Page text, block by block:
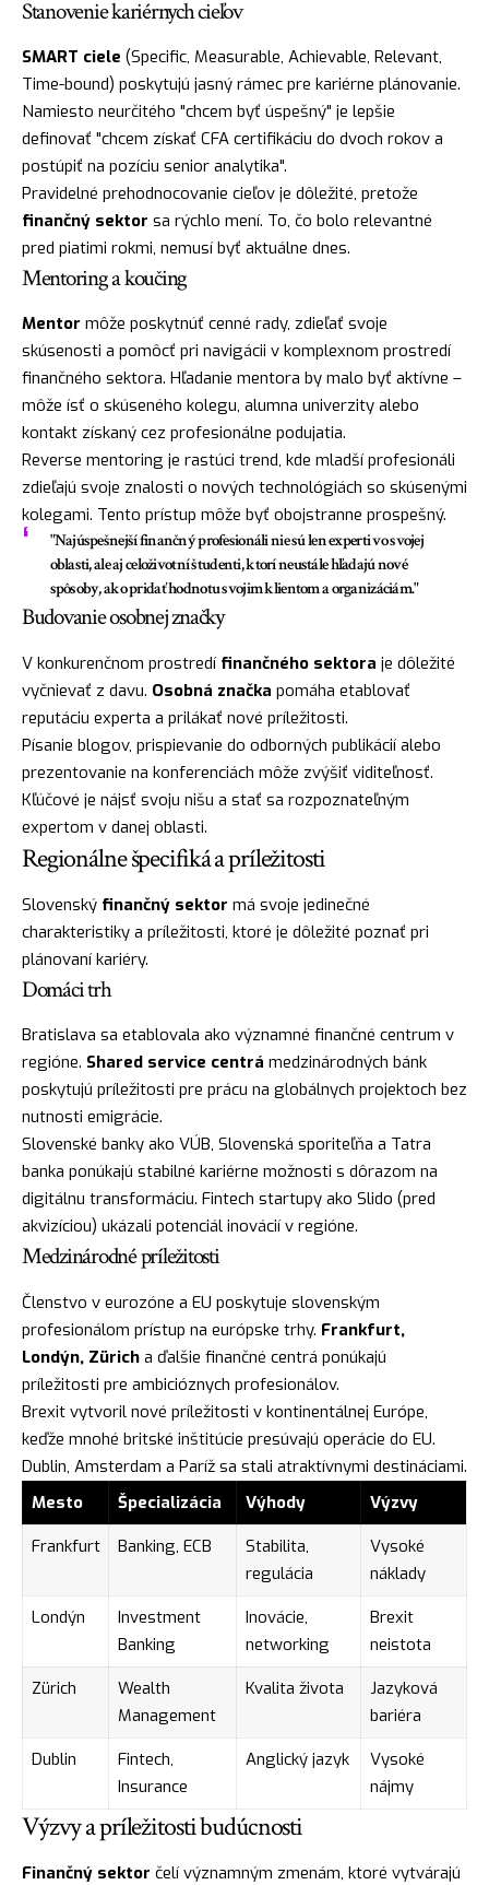
Stanovenie kariérnych cieľov
SMART ciele (Specific, Measurable, Achievable, Relevant,
Time-bound) poskytujú jasný rámec pre kariérne plánovanie.
Namiesto neurčitého "chcem byť úspešný" je lepšie
definovať "chcem získať CFA certifikáciu do dvoch rokov a
postúpiť na pozíciu senior analytika".
Pravidelné prehodnocovanie cieľov je dôležité, pretože
finančný sektor sa rýchlo mení. To, čo bolo relevantné
pred piatimi rokmi, nemusí byť aktuálne dnes.
Mentoring a koučing
Mentor môže poskytnúť cenné rady, zdieľať svoje
skúsenosti a pomôcť pri navigácii v komplexnom prostredí
finančného sektora. Hľadanie mentora by malo byť aktívne –
môže ísť o skúseného kolegu, alumna univerzity alebo
kontakt získaný cez profesionálne podujatia.
Reverse mentoring je rastúci trend, kde mladší profesionáli
zdieľajú svoje znalosti o nových technológiách so skúsenými
kolegami. Tento prístup môže byť obojstranne prospešný.
"Najúspešnejší finančný profesionáli nie sú len experti vo svojej
oblasti, ale aj celoživotní študenti, ktorí neustále hľadajú nové
spôsoby, ako pridať hodnotu svojim klientom a organizáciám."
Budovanie osobnej značky
V konkurenčnom prostredí finančného sektora je dôležité
vyčnievať z davu. Osobná značka pomáha etablovať
reputáciu experta a prilákať nové príležitosti.
Písanie blogov, prispievanie do odborných publikácií alebo
prezentovanie na konferenciách môže zvýšiť viditeľnosť.
Kľúčové je nájsť svoju nišu a stať sa rozpoznateľným
expertom v danej oblasti.
Regionálne špecifiká a príležitosti
Slovenský finančný sektor má svoje jedinečné
charakteristiky a príležitosti, ktoré je dôležité poznať pri
plánovaní kariéry.
Domáci trh
Bratislava sa etablovala ako významné finančné centrum v
regióne. Shared service centrá medzinárodných bánk
poskytujú príležitosti pre prácu na globálnych projektoch bez
nutnosti emigrácie.
Slovenské banky ako VÚB, Slovenská sporiteľňa a Tatra
banka ponúkajú stabilné kariérne možnosti s dôrazom na
digitálnu transformáciu. Fintech startupy ako Slido (pred
akvizíciou) ukázali potenciál inovácií v regióne.
Medzinárodné príležitosti
Členstvo v eurozóne a EU poskytuje slovenským
profesionálom prístup na európske trhy. Frankfurt,
Londýn, Zürich a ďalšie finančné centrá ponúkajú
príležitosti pre ambicióznych profesionálov.
Brexit vytvoril nové príležitosti v kontinentálnej Európe,
keďže mnohé britské inštitúcie presúvajú operácie do EU.
Dublin, Amsterdam a Paríž sa stali atraktívnymi destináciami.
Mesto
Špecializácia Výhody
Výzvy
Frankfurt
Banking, ECB
Stabilita,
regulácia
Vysoké
náklady
Londýn
Investment
Banking
Inovácie,
networking
Brexit
neistota
Zürich
Wealth
Management
Kvalita života
Jazyková
bariéra
Dublin
Fintech,
Insurance
Anglický jazyk
Vysoké
nájmy
Výzvy a príležitosti budúcnosti
Finančný sektor čelí významným zmenám, ktoré vytvárajú